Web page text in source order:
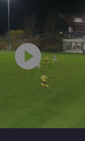
play_circle